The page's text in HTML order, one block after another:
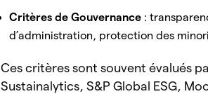
Critères de Gouvernance :
d’administration, protection des
Ces critères sont souvent évalués
Sustainalytics, S&P Global ESG,